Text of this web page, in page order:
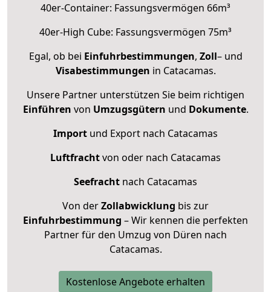
40er-Container: Fassungsvermögen 66m³
40er-High Cube: Fassungsvermögen 75m³
Egal, ob bei Einfuhrbestimmungen, Zoll– und
Visabestimmungen in Catacamas.
Unsere Partner unterstützen Sie beim richtigen
Einführen von Umzugsgütern und Dokumente.
Import und Export nach Catacamas
Luftfrachtvon oder nach Catacamas
Seefracht nach Catacamas
Von derZollabwicklung bis zur
Einfuhrbestimmung – Wir kennen die perfekten
Partner für den Umzug von Düren nach
Catacamas.
Kostenlose Angebote erhalten